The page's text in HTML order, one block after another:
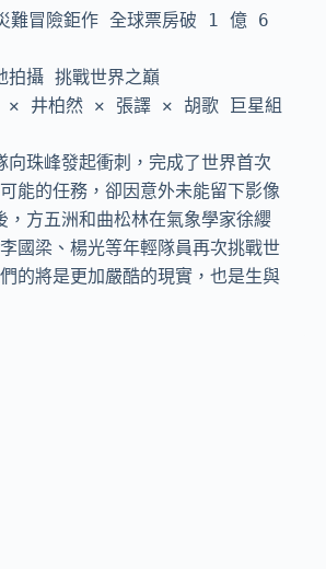
難冒險鉅作 全球票房破 1 億 6
拍攝 挑戰世界之巔
✕ 井柏然 ✕ 張譯 ✕ 胡歌 巨星組
向珠峰發起衝刺，完成了世界首次
能的任務，卻因意外未能留下影像
方五洲和曲松林在氣象學家徐纓
國梁、楊光等年輕隊員再次挑戰世
的將是更加嚴酷的現實，也是生與